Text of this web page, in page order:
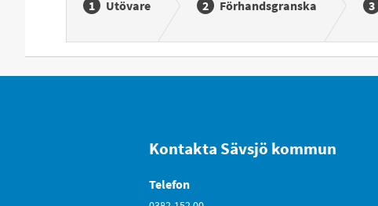
Utövare Förhandsgranska
Kontakta Sävsjö kommun
Telefon